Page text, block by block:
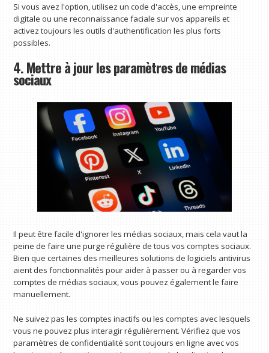
Si vous avez l'option, utilisez un code d'accès, une empreinte
digitale ou une reconnaissance faciale sur vos appareils et
activez toujours les outils d'authentification les plus forts
possibles.
4. Mettre à jour les paramètres de médias
sociaux
Il peut être facile d'ignorer les médias sociaux, mais cela vaut la
peine de faire une purge régulière de tous vos comptes sociaux.
Bien que certaines des meilleures solutions de logiciels antivirus
aient des fonctionnalités pour aider à passer ou à regarder vos
comptes de médias sociaux, vous pouvez également le faire
manuellement.
Ne suivez pas les comptes inactifs ou les comptes avec lesquels
vous ne pouvez plus interagir régulièrement. Vérifiez que vos
paramètres de confidentialité sont toujours en ligne avec vos